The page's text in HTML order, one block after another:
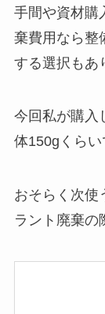
手間や資材購
棄費用なら整
する選択もあ
今回私が購入
体150gくらい
おそらく次使
ラント廃棄の